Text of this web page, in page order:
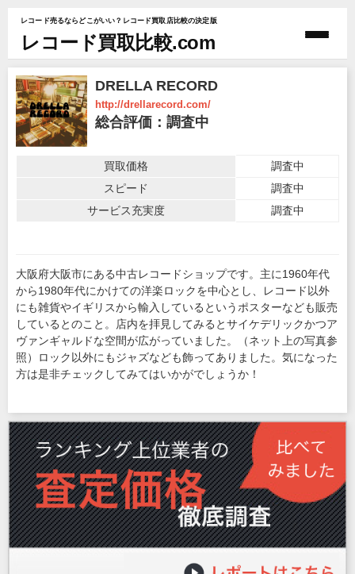
レコード売るならどこがいい？レコード買取店比較の決定版
レコード買取比較.com
DRELLA RECORD
http://drellarecord.com/
総合評価：調査中
買取価格
調査中
スピード
調査中
サービス充実度
調査中
大阪府大阪市にある中古レコードショップです。主に1960年代
から1980年代にかけての洋楽ロックを中心とし、レコード以外
にも雑貨やイギリスから輸入しているというポスターなども販売
しているとのこと。店内を拝見してみるとサイケデリックかつア
ヴァンギャルドな空間が広がっていました。（ネット上の写真参
照）ロック以外にもジャズなども飾ってありました。気になった
方は是非チェックしてみてはいかがでしょうか！